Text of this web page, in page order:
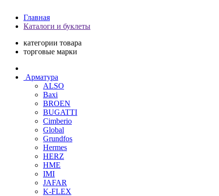
Главная
Каталоги и буклеты
категории товара
торговые марки
Арматура
ALSO
Baxi
BROEN
BUGATTI
Cimberio
Global
Grundfos
Hermes
HERZ
HME
IMI
JAFAR
K-FLEX